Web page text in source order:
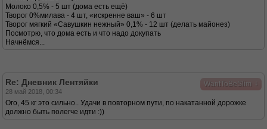
Молоко 0,5% - 5 шт (дома есть ещё)
Творог 0%милава - 4 шт, «искренне ваш» - 6 шт
Творог мягкий «Савушкин нежный» 0,1% - 12 шт (делать майонез)
Посмотрю, что дома есть и что надо докупать
Начнёмся...
WantToBeSlim
Re: Дневник Лентяйки
28 май 2018, 00:34
Ого, 45 кг это сильно.. Удачи в повторном пути, по накатанной дорожке
должно быть полегче идти :))